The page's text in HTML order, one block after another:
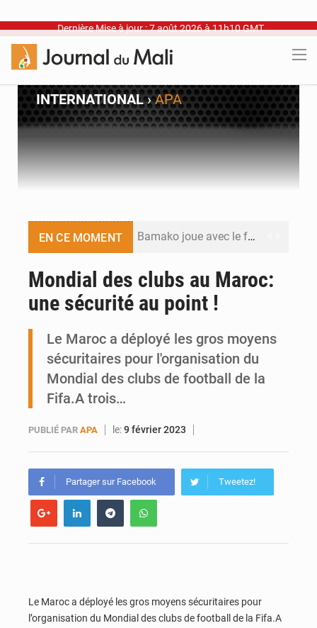
Dernière Mise à jour : 7 août 2026 à 11h10 GMT
INTERNATIONAL›APA
EN CE MOMENT Bamako joue avec le feu
AfroBasket U18 : Le Mali défend sa double couronne à Abidjan
Mondial des clubs au Maroc:
une sécurité au point !
Le Maroc a déployé les gros moyens
sécuritaires pour l'organisation du
Mondial des clubs de football de la
Fifa.A trois…
PUBLIÉ PAR APA le:9 février 2023
Partager sur Facebook Tweetez!
Le Maroc a déployé les gros moyens sécuritaires pour
l’organisation du Mondial des clubs de football de la Fifa.A